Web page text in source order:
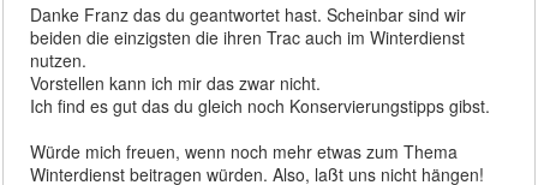
Danke Franz das du geantwortet hast. Scheinbar sind wir
beiden die einzigsten die ihren Trac auch im Winterdienst
nutzen.
Vorstellen kann ich mir das zwar nicht.
Ich find es gut das du gleich noch Konservierungstipps gibst.
Würde mich freuen, wenn noch mehr etwas zum Thema
Winterdienst beitragen würden. Also, laßt uns nicht hängen!